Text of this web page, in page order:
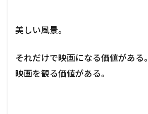
美しい風景。
それだけで映画になる価値がある。
映画を観る価値がある。